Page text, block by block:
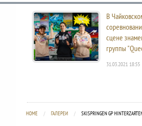
В
сцене
группы
31.03.2021 18:55
HOME ГАЛЕРЕИ CURRENT:
SKISPRINGEN GP